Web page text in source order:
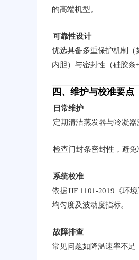
的高端机型。
可靠性设计
优选具备多重保护机制
内胆）与密封性（硅胶条
四、维护与校准要点
日常维护
定期清洁蒸发器与冷凝
检查门封条密封性，避免
系统校准
依据JJF 1101-2019《环
均匀度及波动度指标。
故障排查
常见问题如降温速率不足